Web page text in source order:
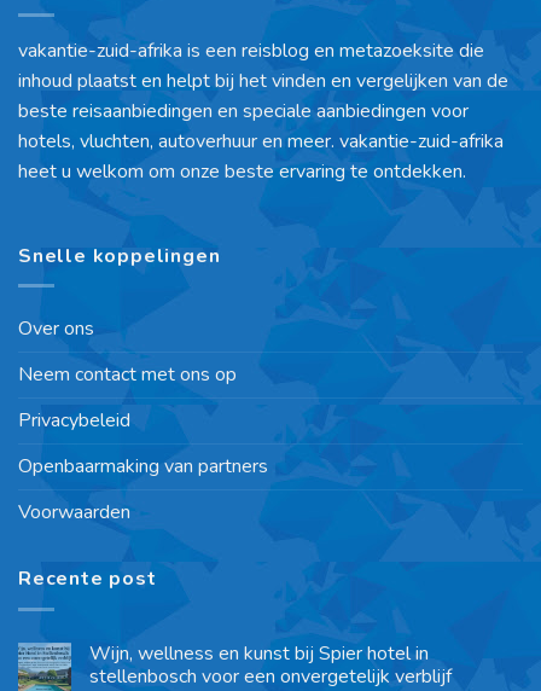
vakantie-zuid-afrika is een reisblog en metazoeksite die
inhoud plaatst en helpt bij het vinden en vergelijken van de
beste reisaanbiedingen en speciale aanbiedingen voor
hotels, vluchten, autoverhuur en meer. vakantie-zuid-afrika
heet u welkom om onze beste ervaring te ontdekken.
Snelle koppelingen
Over ons
Neem contact met ons op
Privacybeleid
Openbaarmaking van partners
Voorwaarden
Recente post
Wijn, wellness en kunst bij Spier hotel in
stellenbosch voor een onvergetelijk verblijf